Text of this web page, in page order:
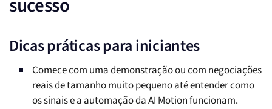
sucesso
Dicas práticas para iniciantes
Comece com uma demonstração ou com negociações
reais de tamanho muito pequeno até entender como
os sinais e a automação da AI Motion funcionam.